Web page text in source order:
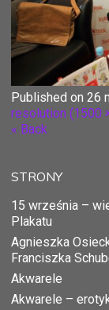
Published on 26
resolution (1500
« Back
STRONY
15 września –
Plakatu
Agnieszka
Franciszka
Akwarele
Akwarele –